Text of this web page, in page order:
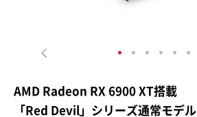
AMD Radeon RX 6900 XT搭載
「Red Devil」シリーズ通常モデル